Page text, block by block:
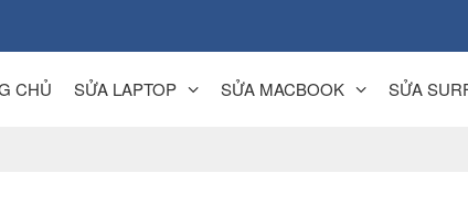
CHỦ SỬA LAPTOP SỬA MACBOOK SỬA